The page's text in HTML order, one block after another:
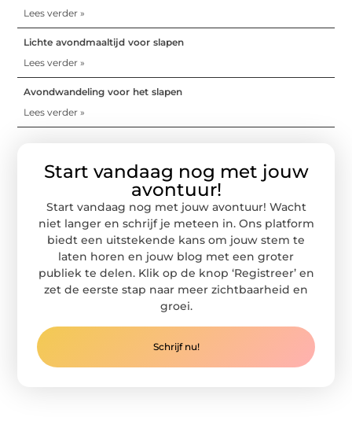
Lees verder »
Lichte avondmaaltijd voor slapen
Lees verder »
Avondwandeling voor het slapen
Lees verder »
Start vandaag nog met jouw
avontuur!
Start vandaag nog met jouw avontuur! Wacht
niet langer en schrijf je meteen in. Ons platform
biedt een uitstekende kans om jouw stem te
laten horen en jouw blog met een groter
publiek te delen. Klik op de knop ‘Registreer’ en
zet de eerste stap naar meer zichtbaarheid en
groei.
Schrijf nu!